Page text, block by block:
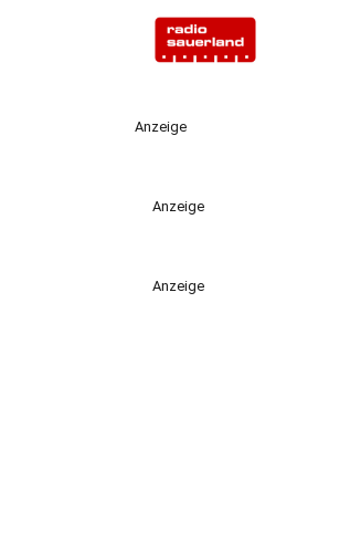
Anzeige
Anzeige
Anzeige